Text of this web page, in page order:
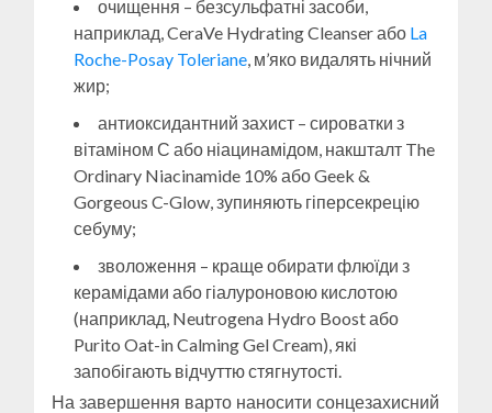
очищення – безсульфатні засоби,
наприклад, CeraVe Hydrating Cleanser або La
Roche-Posay Toleriane, м’яко видалять нічний
жир;
антиоксидантний захист – сироватки з
вітаміном С або ніацинамідом, накшталт The
Ordinary Niacinamide 10% або Geek &
Gorgeous C-Glow, зупиняють гіперсекрецію
себуму;
зволоження – краще обирати флюїди з
керамідами або гіалуроновою кислотою
(наприклад, Neutrogena Hydro Boost або
Purito Oat-in Calming Gel Cream), які
запобігають відчуттю стягнутості.
На завершення варто наносити сонцезахисний